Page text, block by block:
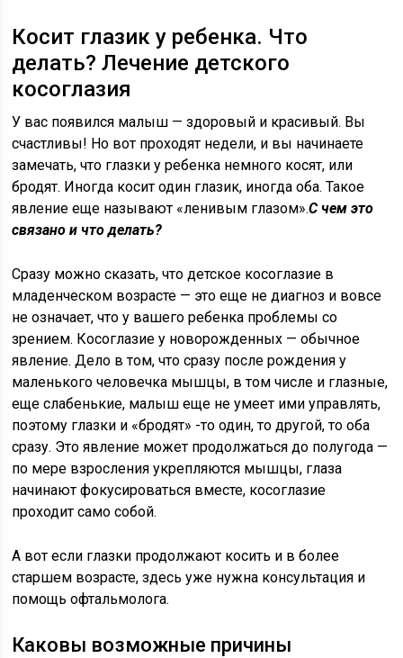
Косит глазик у ребенка. Что
делать? Лечение детского
косоглазия
У вас появился малыш — здоровый и красивый. Вы
счастливы! Но вот проходят недели, и вы начинаете
замечать, что глазки у ребенка немного косят, или
бродят. Иногда косит один глазик, иногда оба. Такое
явление еще называют «ленивым глазом».С чем это
связано и что делать?
Сразу можно сказать, что детское косоглазие в
младенческом возрасте — это еще не диагноз и вовсе
не означает, что у вашего ребенка проблемы со
зрением. Косоглазие у новорожденных — обычное
явление. Дело в том, что сразу после рождения у
маленького человечка мышцы, в том числе и глазные,
еще слабенькие, малыш еще не умеет ими управлять,
поэтому глазки и «бродят» -то один, то другой, то оба
сразу. Это явление может продолжаться до полугода —
по мере взросления укрепляются мышцы, глаза
начинают фокусироваться вместе, косоглазие
проходит само собой.
А вот если глазки продолжают косить и в более
старшем возрасте, здесь уже нужна консультация и
помощь офтальмолога.
Каковы возможные причины